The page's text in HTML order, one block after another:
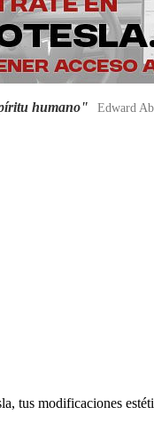
humano"
Edward
tus modificaciones